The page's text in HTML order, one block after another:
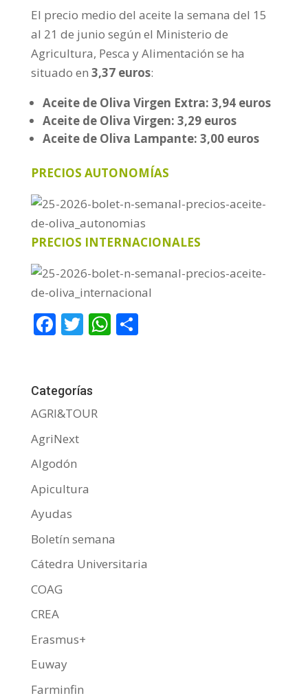
El precio medio del aceite la semana del 15
al 21 de junio según el Ministerio de
Agricultura, Pesca y Alimentación se ha
situado en 3,37 euros:
Aceite de Oliva Virgen Extra: 3,94 euros
Aceite de Oliva Virgen: 3,29 euros
Aceite de Oliva Lampante: 3,00 euros
PRECIOS AUTONOMÍAS
PRECIOS INTERNACIONALES
F
b
o
o
k
T
er
W C
Categorías
AGRI&TOUR
AgriNext
Algodón
Apicultura
Ayudas
Boletín semana
Cátedra Universitaria
COAG
CREA
Erasmus+
Euway
Farminfin